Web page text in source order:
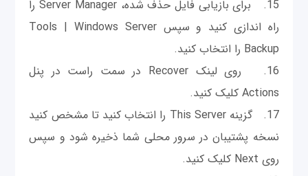
15. برای بازیابی فایل حذف شده، Server Manager را
راه اندازی کنید و سپس Tools | Windows Server
Backup را انتخاب کنید.
16. روی لینک Recover در سمت راست در پنل
Actions کلیک کنید.
17. گزینه This Server را انتخاب کنید تا مشخص کنید
نسخه پشتیبان در سرور محلی شما ذخیره شود و سپس
روی Next کلیک کنید.